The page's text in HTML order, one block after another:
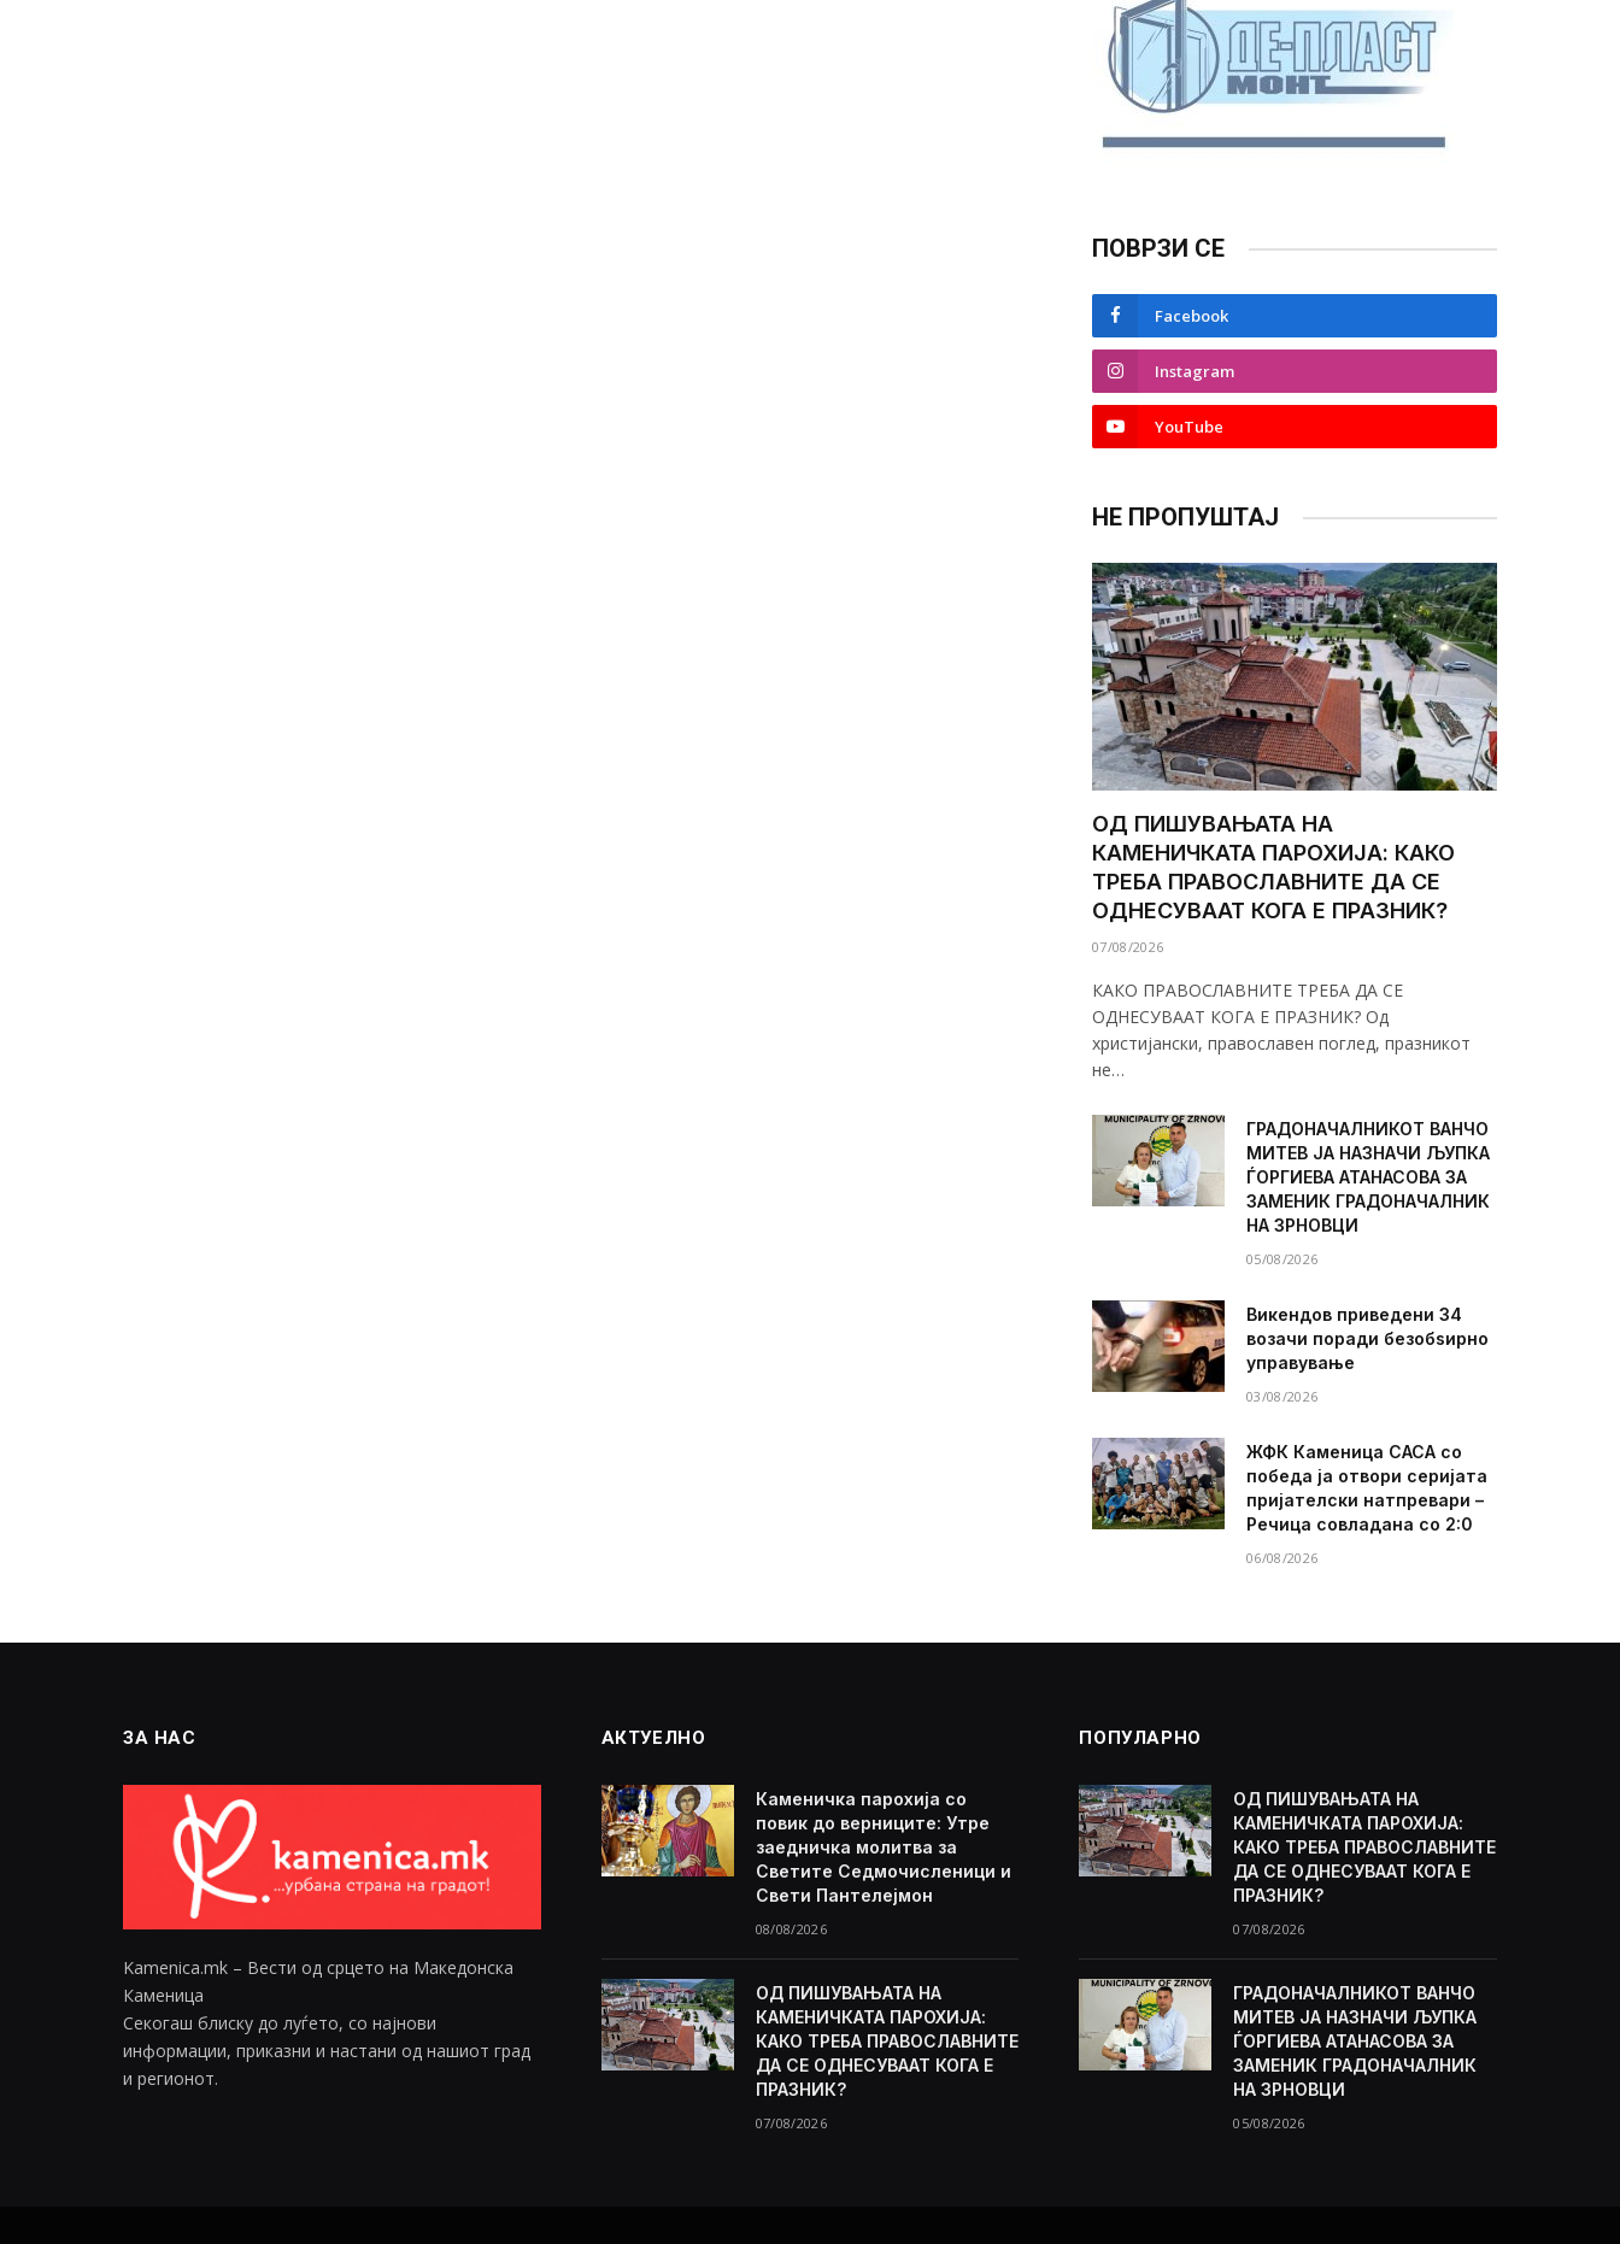
ПОВРЗИ СЕ
Facebook
Instagram
YouTube
НЕ ПРОПУШТАЈ
ОД ПИШУВАЊАТА НА
КАМЕНИЧКАТА ПАРОХИЈА: КАКО
ТРЕБА ПРАВОСЛАВНИТЕ ДА СЕ
ОДНЕСУВААТ КОГА Е ПРАЗНИК?
07/08/2026
КАКО ПРАВОСЛАВНИТЕ ТРЕБА ДА СЕ
ОДНЕСУВААТ КОГА Е ПРАЗНИК? Од
христијански, православен поглед, празникот
не…
ГРАДОНАЧАЛНИКОТ ВАНЧО
МИТЕВ ЈА НАЗНАЧИ ЉУПКА
ЃОРГИЕВА АТАНАСОВА ЗА
ЗАМЕНИК ГРАДОНАЧАЛНИК
НА ЗРНОВЦИ
05/08/2026
Викендов приведени 34
возачи поради безобѕирно
управување
03/08/2026
ЖФК Каменица САСА со
победа ја отвори серијата
пријателски натпревари –
Речица совладана со 2:0
06/08/2026
ЗА НАС
Kamenica.mk – Вести од срцето на Македонска
Каменица
Секогаш блиску до луѓето, со најнови
информации, приказни и настани од нашиот град
и регионот.
АКТУЕЛНО
Каменичка парохија со
повик до верниците: Утре
заедничка молитва за
Светите Седмочисленици и
Свети Пантелејмон
08/08/2026
ОД ПИШУВАЊАТА НА
КАМЕНИЧКАТА ПАРОХИЈА:
КАКО ТРЕБА ПРАВОСЛАВНИТЕ
ДА СЕ ОДНЕСУВААТ КОГА Е
ПРАЗНИК?
07/08/2026
ПОПУЛАРНО
ОД ПИШУВАЊАТА НА
КАМЕНИЧКАТА ПАРОХИЈА:
КАКО ТРЕБА ПРАВОСЛАВНИТЕ
ДА СЕ ОДНЕСУВААТ КОГА Е
ПРАЗНИК?
07/08/2026
ГРАДОНАЧАЛНИКОТ ВАНЧО
МИТЕВ ЈА НАЗНАЧИ ЉУПКА
ЃОРГИЕВА АТАНАСОВА ЗА
ЗАМЕНИК ГРАДОНАЧАЛНИК
НА ЗРНОВЦИ
05/08/2026